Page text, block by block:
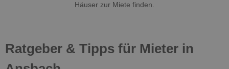
Häuser zur Miete finden.
Ratgeber & Tipps für Mieter in